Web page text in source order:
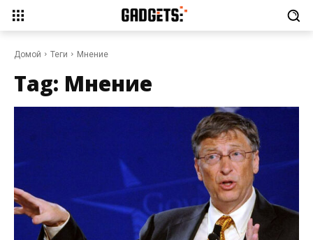
Домой Теги Мнение
Tag: Мнение